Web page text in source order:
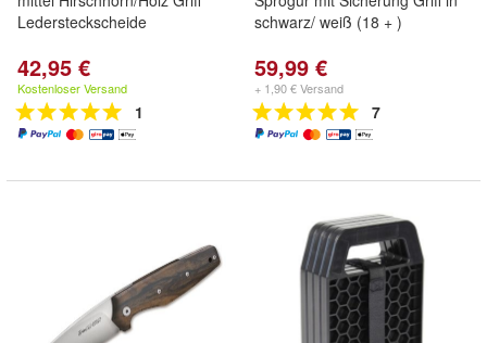
Ledersteckscheide
42,95 €
Kostenloser Versand
1
schwarz/ weiß (18 + )
59,99 €
+ 1,90 € Versand
7